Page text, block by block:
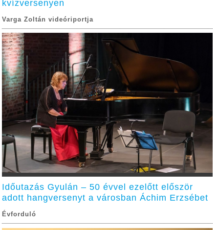
kvízversenyen
Varga Zoltán videóriportja
Időutazás Gyulán – 50 évvel ezelőtt először
adott hangversenyt a városban Áchim Erzsébet
Évforduló